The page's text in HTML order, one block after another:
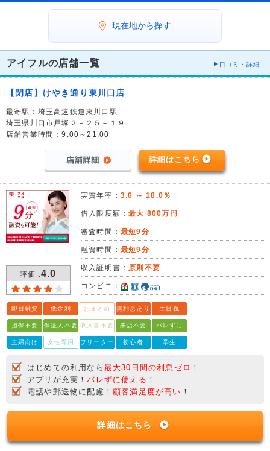
現在地から探す
アイフルの店舗一覧 口コミ・詳細
【閉店】けやき通り東川口店
最寄駅：埼玉高速鉄道東川口駅
埼玉県川口市戸塚２－２５－１９
店舗営業時間：9:00～21:00
詳細はこちら
評価 :4.0
実質年率： 3.0 ～ 18.0％
借入限度額：最大 800万円
審査時間： 最短9分
融資時間： 最短9分
収入証明書： 原則不要
コンビニ：
即日融資 低金利 おまとめ 無利息あり 土日祝
担保不要 保証人不要 収入書不要 来店不要 バレずに
主婦向け 女性専用 フリーター 初心者 学生
はじめての利用なら 最大30日間の利息ゼロ ！
アプリが充実！バレずに使える ！
電話や郵送物に配慮！ 顧客満足度が高い ！
詳細はこちら